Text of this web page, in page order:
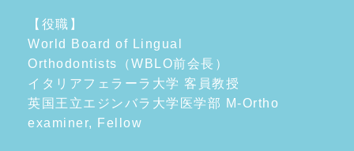
【役職】
World Board of Lingual
Orthodontists（WBLO前会長）
イタリアフェラーラ大学 客員教授
英国王立エジンバラ大学医学部 M-Ortho
examiner, Fellow